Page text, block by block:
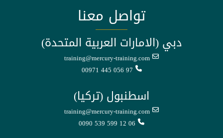
تواصل معنا
دبي (الامارات العربية المتحدة)
training@mercury-training.com
00971 445 056 97
اسطنبول (تركيا)
training@mercury-training.com
0090 539 599 12 06